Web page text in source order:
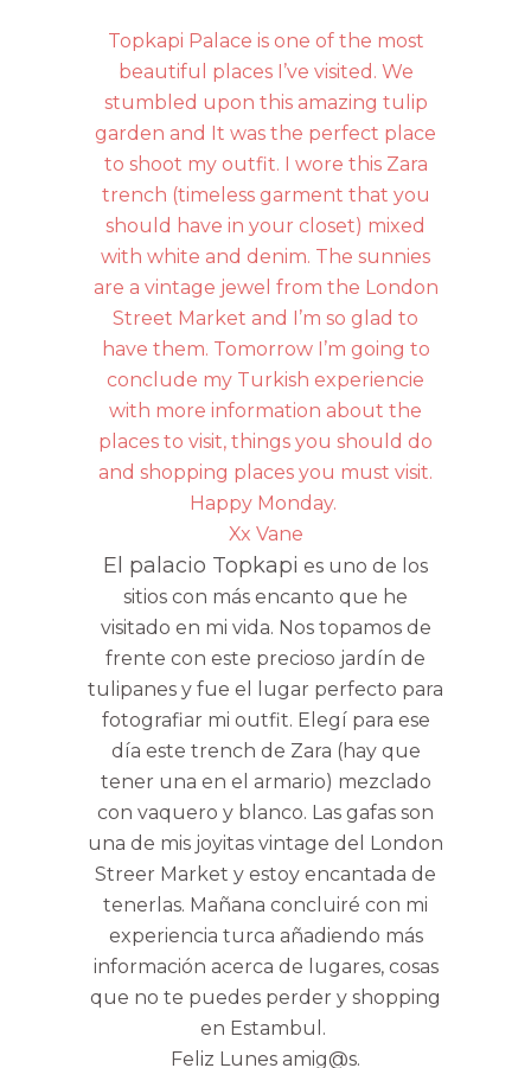
Topkapi Palace is one of the most
beautiful places I’ve visited. We
stumbled upon this amazing tulip
garden and It was the perfect place
to shoot my outfit. I wore this Zara
trench (timeless garment that you
should have in your closet) mixed
with white and denim. The sunnies
are a vintage jewel from the London
Street Market and I’m so glad to
have them. Tomorrow I’m going to
conclude my Turkish experiencie
with more information about the
places to visit, things you should do
and shopping places you must visit.
Happy Monday.
Xx Vane
El palacio Topkapi es uno de los
sitios con más encanto que he
visitado en mi vida. Nos topamos de
frente con este precioso jardín de
tulipanes y fue el lugar perfecto para
fotografiar mi outfit. Elegí para ese
día este trench de Zara (hay que
tener una en el armario) mezclado
con vaquero y blanco. Las gafas son
una de mis joyitas vintage del London
Streer Market y estoy encantada de
tenerlas. Mañana concluiré con mi
experiencia turca añadiendo más
información acerca de lugares, cosas
que no te puedes perder y shopping
en Estambul.
Feliz Lunes amig@s.